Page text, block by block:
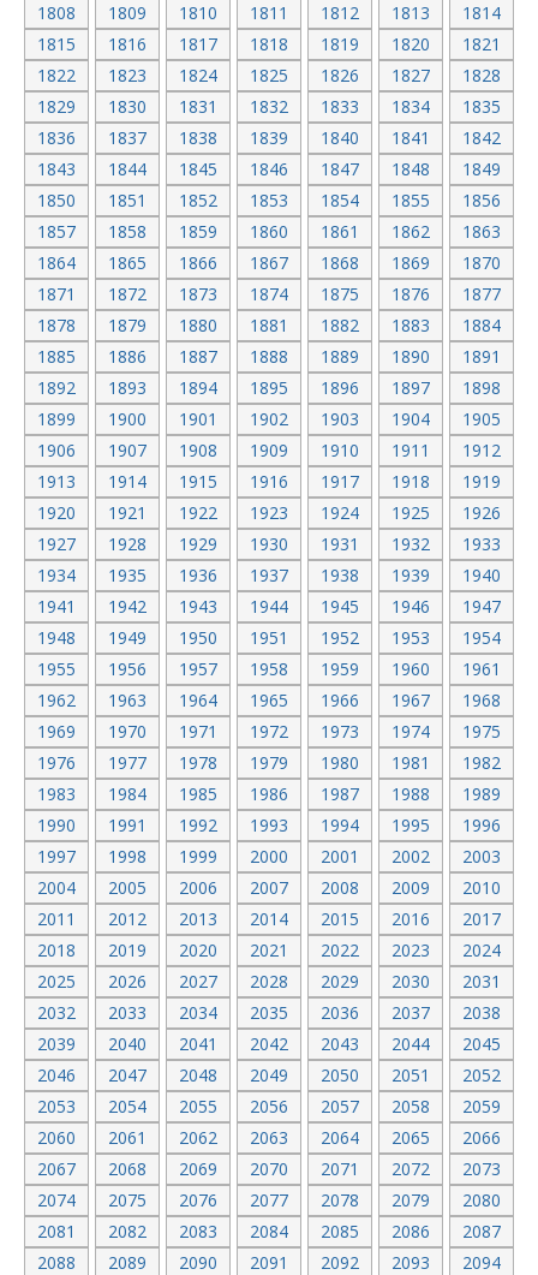
1808
1809 1810 1811 1812 1813
1814
1815
1816 1817 1818 1819 1820
1821
1822
1823 1824 1825 1826 1827
1828
1829
1830 1831 1832 1833 1834
1835
1836
1837 1838 1839 1840 1841
1842
1843
1844 1845 1846 1847 1848
1849
1850
1851 1852 1853 1854 1855
1856
1857
1858 1859 1860 1861 1862
1863
1864
1865 1866 1867 1868 1869
1870
1871
1872 1873 1874 1875 1876
1877
1878
1879 1880 1881 1882 1883
1884
1885
1886 1887 1888 1889 1890
1891
1892
1893 1894 1895 1896 1897
1898
1899
1900 1901 1902 1903 1904
1905
1906
1907 1908 1909 1910 1911
1912
1913
1914 1915 1916 1917 1918
1919
1920
1921 1922 1923 1924 1925
1926
1927
1928 1929 1930 1931 1932
1933
1934
1935 1936 1937 1938 1939
1940
1941
1942 1943 1944 1945 1946
1947
1948
1949 1950 1951 1952 1953
1954
1955
1956 1957 1958 1959 1960
1961
1962
1963 1964 1965 1966 1967
1968
1969
1970 1971 1972 1973 1974
1975
1976
1977 1978 1979 1980 1981
1982
1983
1984 1985 1986 1987 1988
1989
1990
1991 1992 1993 1994 1995
1996
1997
1998 1999 2000 2001 2002
2003
2004
2005 2006 2007 2008 2009
2010
2011
2012 2013 2014 2015 2016
2017
2018
2019 2020 2021 2022 2023
2024
2025
2026 2027 2028 2029 2030
2031
2032
2033 2034 2035 2036 2037
2038
2039
2040 2041 2042 2043 2044
2045
2046
2047 2048 2049 2050 2051
2052
2053
2054 2055 2056 2057 2058
2059
2060
2061 2062 2063 2064 2065
2066
2067
2068 2069 2070 2071 2072
2073
2074
2075 2076 2077 2078 2079
2080
2081
2082 2083 2084 2085 2086
2087
2088
2089 2090 2091 2092 2093
2094